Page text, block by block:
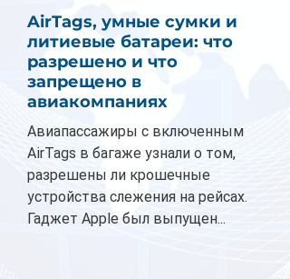
AirTags, умные сумки и
литиевые батареи: что
разрешено и что
запрещено в
авиакомпаниях
Авиапассажиры с включенным
AirTags в багаже узнали о том,
разрешены ли крошечные
устройства слежения на рейсах.
Гаджет Apple был выпущен...